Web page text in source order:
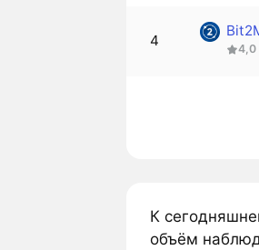
4
4,0
К
объём